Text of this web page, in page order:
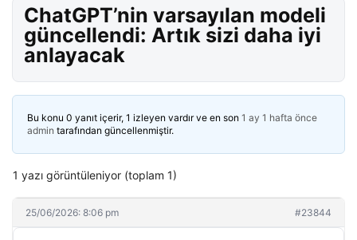
ChatGPT’nin varsayılan modeli
güncellendi: Artık sizi daha iyi
anlayacak
Bu konu 0 yanıt içerir, 1 izleyen vardır ve en son 1 ay 1 hafta önce
admin tarafından güncellenmiştir.
1 yazı görüntüleniyor (toplam 1)
25/06/2026: 8:06 pm #23844